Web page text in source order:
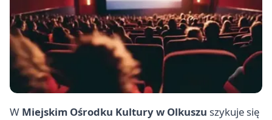
W Miejskim Ośrodku Kultury w Olkuszu szykuje się